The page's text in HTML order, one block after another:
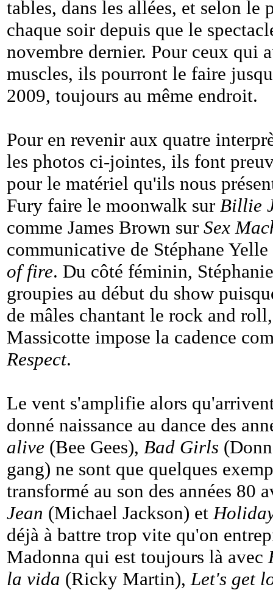
tables, dans les allées, et selon le
chaque soir depuis que le
novembre dernier. Pour ceux qui
muscles, ils pourront le faire
2009, toujours au même endroit.
Pour en revenir aux quatre
les photos ci-jointes, ils font
pour le matériel qu'ils nous
Fury faire le moonwalk sur Billie
comme James Brown sur Sex
communicative de Stéphane
of fire. Du côté féminin,
groupies au début du show
de mâles chantant le rock and
Massicotte impose la cadence
Respect.
Le vent s'amplifie alors
donné naissance au dance des
alive (Bee Gees), Bad Girls
gang) ne sont que quelques
transformé au son des années 80
Jean (Michael Jackson) et
déjà à battre trop vite qu'on
Madonna qui est toujours là avec
la vida (Ricky Martin),Let's get